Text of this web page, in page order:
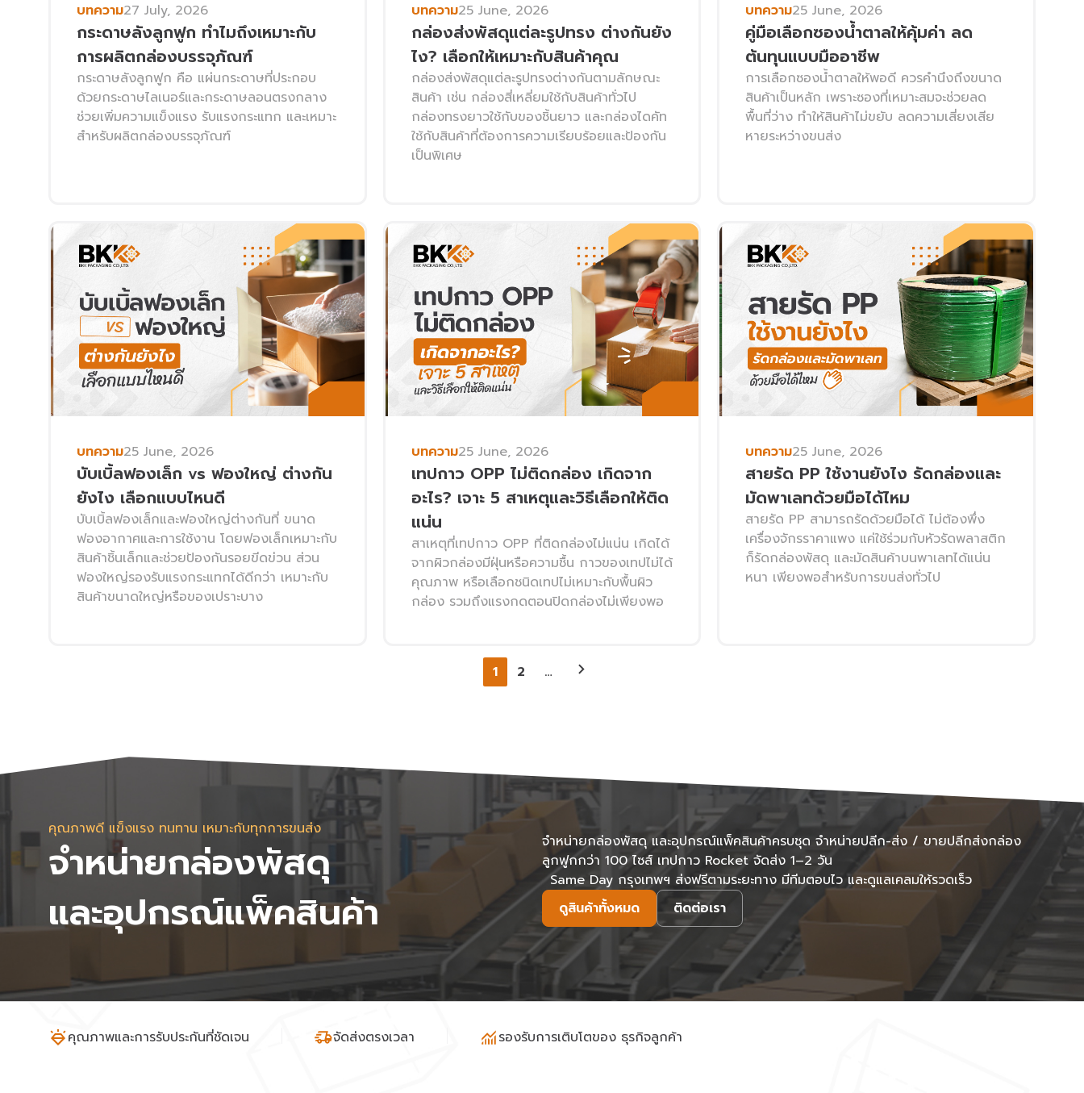
บทความ27 July, 2026
กระดาษลังลูกฟูก ทำไมถึงเหมาะกับ
การผลิตกล่องบรรจุภัณฑ์
กระดาษลังลูกฟูก คือ แผ่นกระดาษที่ประกอบ
ด้วยกระดาษไลเนอร์และกระดาษลอนตรงกลาง
ช่วยเพิ่มความแข็งแรง รับแรงกระแทก และเหมาะ
สำหรับผลิตกล่องบรรจุภัณฑ์
บทความ25 June, 2026
กล่องส่งพัสดุแต่ละรูปทรง ต่างกันยัง
ไง? เลือกให้เหมาะกับสินค้าคุณ
กล่องส่งพัสดุแต่ละรูปทรงต่างกันตามลักษณะ
สินค้า เช่น กล่องสี่เหลี่ยมใช้กับสินค้าทั่วไป
กล่องทรงยาวใช้กับของชิ้นยาว และกล่องไดคัท
ใช้กับสินค้าที่ต้องการความเรียบร้อยและป้องกัน
เป็นพิเศษ
บทความ25 June, 2026
คู่มือเลือกซองน้ำตาลให้คุ้มค่า ลด
ต้นทุนแบบมืออาชีพ
การเลือกซองน้ำตาลให้พอดี ควรคำนึงถึงขนาด
สินค้าเป็นหลัก เพราะซองที่เหมาะสมจะช่วยลด
พื้นที่ว่าง ทำให้สินค้าไม่ขยับ ลดความเสี่ยงเสีย
หายระหว่างขนส่ง
บทความ25 June, 2026
บับเบิ้ลฟองเล็ก vs ฟองใหญ่ ต่างกัน
ยังไง เลือกแบบไหนดี
บับเบิ้ลฟองเล็กและฟองใหญ่ต่างกันที่ ขนาด
ฟองอากาศและการใช้งาน โดยฟองเล็กเหมาะกับ
สินค้าชิ้นเล็กและช่วยป้องกันรอยขีดข่วน ส่วน
ฟองใหญ่รองรับแรงกระแทกได้ดีกว่า เหมาะกับ
สินค้าขนาดใหญ่หรือของเปราะบาง
บทความ25 June, 2026
เทปกาว OPP ไม่ติดกล่อง เกิดจาก
อะไร? เจาะ 5 สาเหตุและวิธีเลือกให้ติด
แน่น
สาเหตุที่เทปกาว OPP ที่ติดกล่องไม่แน่น เกิดได้
จากผิวกล่องมีฝุ่นหรือความชื้น กาวของเทปไม่ได้
คุณภาพ หรือเลือกชนิดเทปไม่เหมาะกับพื้นผิว
กล่อง รวมถึงแรงกดตอนปิดกล่องไม่เพียงพอ
บทความ25 June, 2026
สายรัด PP ใช้งานยังไง รัดกล่องและ
มัดพาเลทด้วยมือได้ไหม
สายรัด PP สามารถรัดด้วยมือได้ ไม่ต้องพึ่ง
เครื่องจักรราคาแพง แค่ใช้ร่วมกับหัวรัดพลาสติก
ก็รัดกล่องพัสดุ และมัดสินค้าบนพาเลทได้แน่น
หนา เพียงพอสำหรับการขนส่งทั่วไป
1 2 …
คุณภาพดี แข็งแรง ทนทาน เหมาะกับทุกการขนส่ง
จำหน่ายกล่องพัสดุ
และอุปกรณ์แพ็คสินค้า
จำหน่ายกล่องพัสดุ และอุปกรณ์แพ็คสินค้าครบชุด จำหน่ายปลีก-ส่ง / ขายปลีกส่งกล่อง
ลูกฟูกกว่า 100 ไซส์ เทปกาว Rocket จัดส่ง 1–2 วัน
Same Day กรุงเทพฯ ส่งฟรีตามระยะทาง มีทีมตอบไว และดูแลเคลมให้รวดเร็ว
ดูสินค้าทั้งหมด
ติดต่อเรา
คุณภาพและการรับประกันที่ชัดเจน จัดส่งตรงเวลา รองรับการเติบโตของ ธุรกิจลูกค้า